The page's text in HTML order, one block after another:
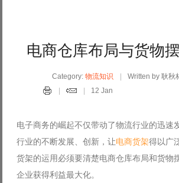
电商仓库布局与货物
Category:物流知识 Written by 耿秋
12 Jan
电子商务的崛起不仅带动了物流行业的迅速
行业的不断发展、创新，让电商货架得以广
货架的运用必须要清楚电商仓库布局和货物
企业获得利益最大化。
Log in with Facebook